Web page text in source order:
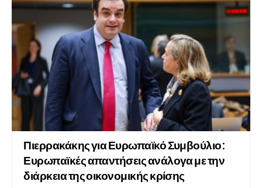
Πιερρακάκης για Ευρωπαϊκό Συμβούλιο:
Ευρωπαϊκές απαντήσεις ανάλογα με την
διάρκεια της οικονομικής κρίσης